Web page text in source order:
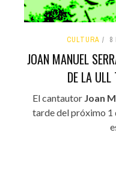
CULTURA 8
JOAN MANUEL
DE LA
El cantautor Joan
tarde del próximo 1